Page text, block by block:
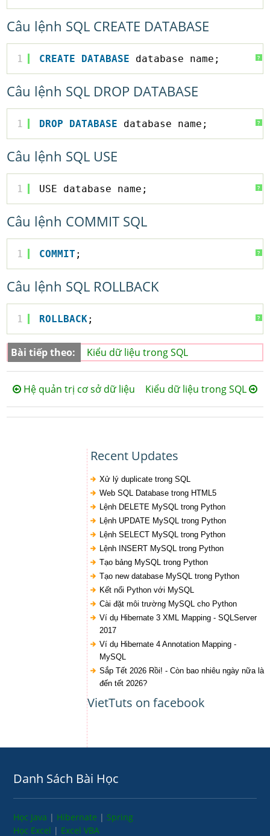
Câu lệnh SQL CREATE DATABASE
?
1 CREATE DATABASE database_name;
Câu lệnh SQL DROP DATABASE
?
1 DROP DATABASE database_name;
Câu lệnh SQL USE
?
1 USE database_name;
Câu lệnh COMMIT SQL
?
1 COMMIT ;
Câu lệnh SQL ROLLBACK
?
1 ROLLBACK;
Bài tiếp theo: Kiểu dữ liệu trong SQL
Hệ quản trị cơ sở dữ liệu Kiểu dữ liệu trong SQL
Recent Updates
Xử lý duplicate trong SQL
Web SQL Database trong HTML5
Lệnh DELETE MySQL trong Python
Lệnh UPDATE MySQL trong Python
Lệnh SELECT MySQL trong Python
Lệnh INSERT MySQL trong Python
Tạo bảng MySQL trong Python
Tạo new database MySQL trong Python
Kết nối Python với MySQL
Cài đặt môi trường MySQL cho Python
Ví dụ Hibernate 3 XML Mapping - SQLServer
2017
Ví dụ Hibernate 4 Annotation Mapping -
MySQL
Sắp Tết 2026 Rồi! - Còn bao nhiêu ngày nữa là
đến tết 2026?
VietTuts on facebook
Danh Sách Bài Học
Học Java | Hibernate | Spring
Học Excel | Excel VBA